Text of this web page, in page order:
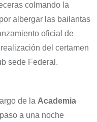
colmando la
albergar las bailantas
oficial de
del certamen
sede Federal.
de la Academia
a una noche